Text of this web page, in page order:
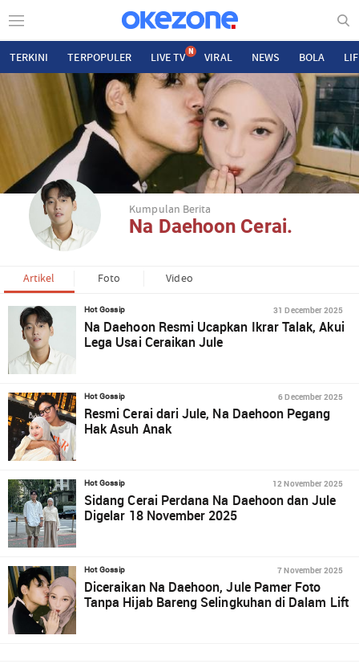
TERKINI TERPOPULER LIVE TV N VIRAL NEWS BOLA
Kumpulan Berita
Na Daehoon Cerai.
Artikel Foto Video
Hot Gossip 31 December 2025
Na Daehoon Resmi Ucapkan Ikrar Talak, Akui
Lega Usai Ceraikan Jule
Hot Gossip 6 December 2025
Resmi Cerai dari Jule, Na Daehoon Pegang
Hak Asuh Anak
Hot Gossip 12 November 2025
Sidang Cerai Perdana Na Daehoon dan Jule
Digelar 18 November 2025
Hot Gossip 7 November 2025
Diceraikan Na Daehoon, Jule Pamer Foto
Tanpa Hijab Bareng Selingkuhan di Dalam Lift